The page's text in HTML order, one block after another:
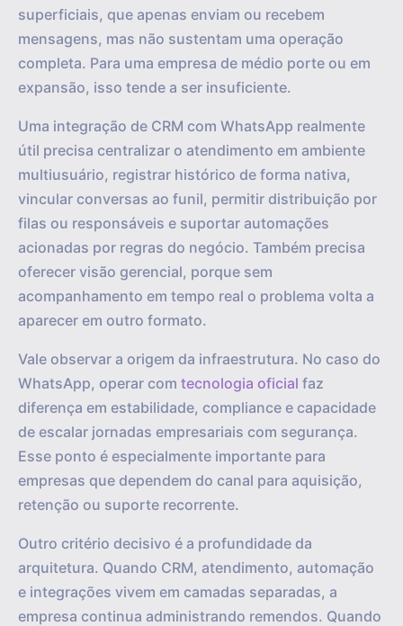
superficiais, que apenas enviam ou recebem
mensagens, mas não sustentam uma operação
completa. Para uma empresa de médio porte ou em
expansão, isso tende a ser insuficiente.
Uma integração de CRM com WhatsApp realmente
útil precisa centralizar o atendimento em ambiente
multiusuário, registrar histórico de forma nativa,
vincular conversas ao funil, permitir distribuição por
filas ou responsáveis e suportar automações
acionadas por regras do negócio. Também precisa
oferecer visão gerencial, porque sem
acompanhamento em tempo real o problema volta a
aparecer em outro formato.
Vale observar a origem da infraestrutura. No caso do
WhatsApp, operar com tecnologia oficial faz
diferença em estabilidade, compliance e capacidade
de escalar jornadas empresariais com segurança.
Esse ponto é especialmente importante para
empresas que dependem do canal para aquisição,
retenção ou suporte recorrente.
Outro critério decisivo é a profundidade da
arquitetura. Quando CRM, atendimento, automação
e integrações vivem em camadas separadas, a
empresa continua administrando remendos. Quando